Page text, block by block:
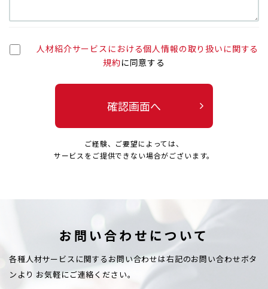
人材紹介サービスにおける個人情報の取り扱いに関する
規約に同意する
確認画面へ
ご経験、ご要望によっては、
サービスをご提供できない場合がございます。
お問い合わせについて
各種人材サービスに関するお問い合わせは右記のお問い合わせボタ
ンより お気軽にご連絡ください。